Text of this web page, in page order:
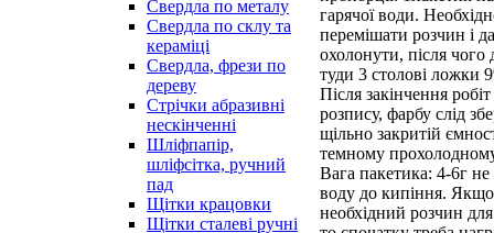
Свердла по металу
Свердла по склу та
кераміці
Свердла, фрези по
дереву
Стрічки абразивні
нескінченні
Шліфпапір,
шліфсітка, ручний
пад
Щітки крацовки
Щітки сталеві ручні
гарячої води.
перемішати розчин і
охолонути, після чого
туди 3 столові ложки
Після закінчення
розпису, фарбу слід
щільно закритій
темному
Вага пакетика: 4-6г
воду до кипіння. Якщо
необхідний розчин